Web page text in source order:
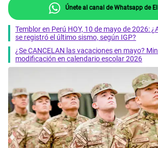
Únete al canal de Whatsapp de
Temblor en Perú HOY, 10 de mayo de 2026:
se registró el último sismo, según IGP?
¿Se CANCELAN las vacaciones en mayo?
modificación en calendario escolar 2026